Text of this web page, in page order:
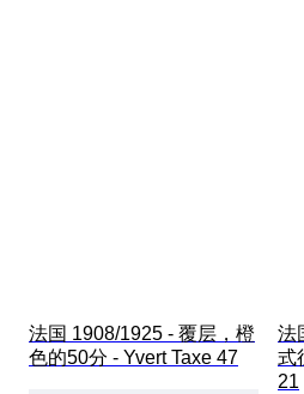
法国 1908/1925 - 覆层，橙
色的50分 - Yvert Taxe 47
法
式
21